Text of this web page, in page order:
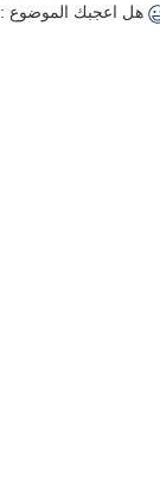
هل اعجبك الموضوع :